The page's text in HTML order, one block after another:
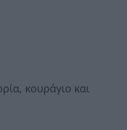
κουράγιο και